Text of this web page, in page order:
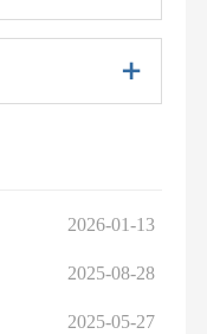
2026-01-13
2025-08-28
2025-05-27